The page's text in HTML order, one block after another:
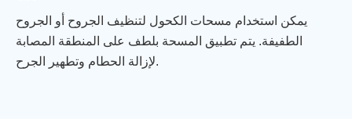
يمكن استخدام مسحات الكحول لتنظيف الجروح أو الجروح
الطفيفة. يتم تطبيق المسحة بلطف على المنطقة المصابة
لإزالة الحطام وتطهير الجرح.